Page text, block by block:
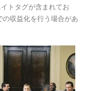
トタグが含まれてお
収益化を行う場合があ